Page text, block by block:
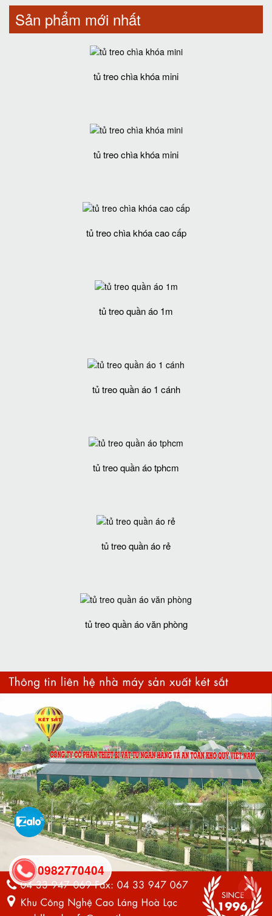
Sản phẩm mới nhất
tủ treo chìa khóa mini
tủ treo chìa khóa mini
tủ treo chìa khóa cao cấp
tủ treo quần áo 1m
tủ treo quần áo 1 cánh
tủ treo quần áo tphcm
tủ treo quần áo rẻ
tủ treo quần áo văn phòng
0982770404
back